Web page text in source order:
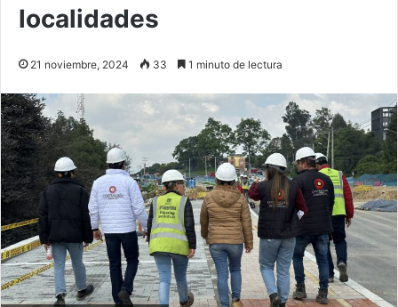
localidades
21 noviembre, 2024 33 1 minuto de lectura